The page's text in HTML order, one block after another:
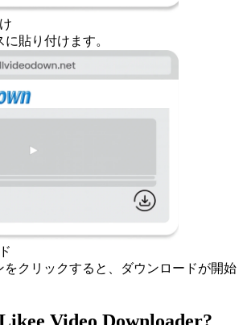
貼り付けます。
をクリックすると、ダウンロードが開始
Video Downloader?